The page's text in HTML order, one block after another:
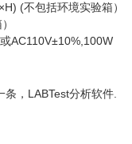
(不包括环境实验箱）
AC110V±10%,100W
，LABTest分析软件.